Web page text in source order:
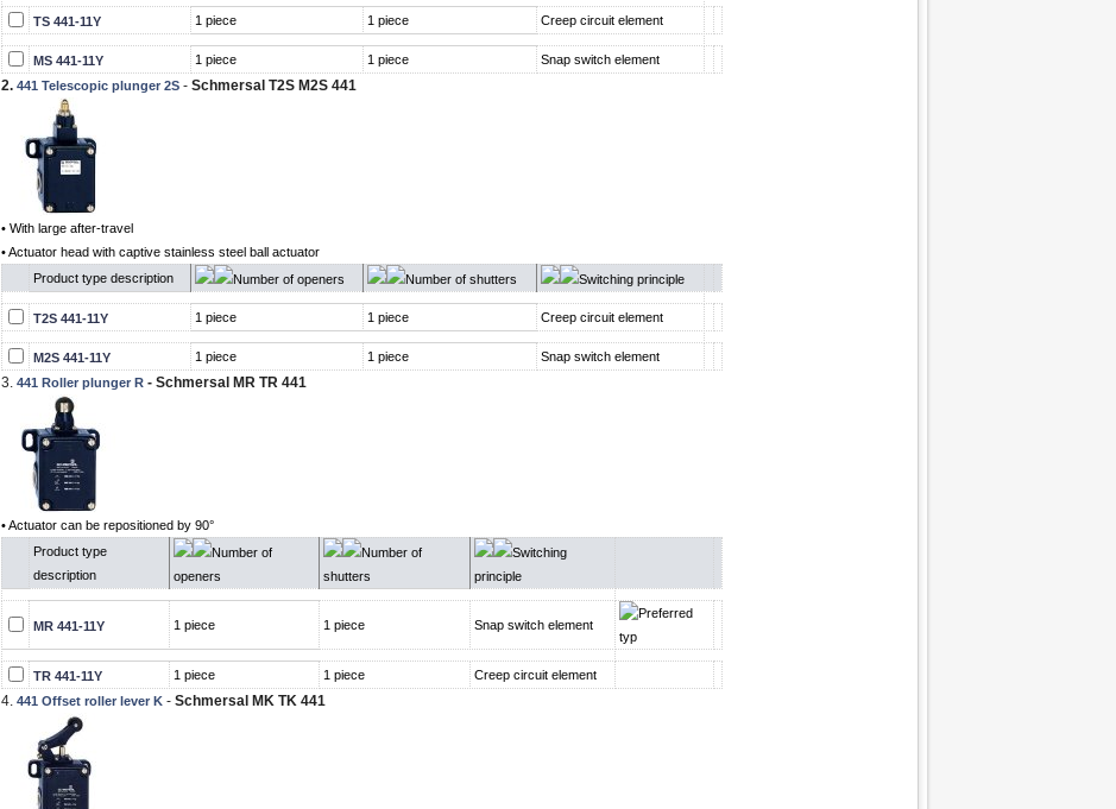
TS 441-11Y 1 piece 1 piece Creep circuit element
MS 441-11Y 1 piece 1 piece Snap switch element
2. 441 Telescopic plunger 2S - Schmersal T2S M2S 441
• With large after-travel
• Actuator head with captive stainless steel ball actuator
Product type description
Number of openers Number of shutters Switching principle
T2S 441-11Y 1 piece 1 piece Creep circuit element
M2S 441-11Y 1 piece 1 piece Snap switch element
3. 441 Roller plunger R - Schmersal MR TR 441
• Actuator can be repositioned by 90°
Product type
description
Number of
openers
Number of
shutters
Switching
principle
MR 441-11Y 1 piece 1 piece Snap switch element
TR 441-11Y 1 piece 1 piece Creep circuit element
4. 441 Offset roller lever K - Schmersal MK TK 441